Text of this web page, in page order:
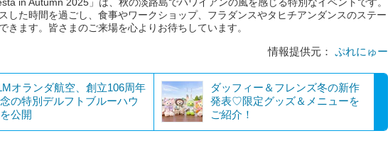
した時間を過ごし、食事やワークショップ、フラダンスやタヒチアンダンスのステー
きます。皆さまのご来場を心よりお待ちしています。
情報提供元： ぷれにゅー
オランダ航空、創立106周年
の特別デルフトブルーハウ
公開
ダッフィー＆フレンズ冬の新作
発表♡限定グッズ＆メニューを
ご紹介！